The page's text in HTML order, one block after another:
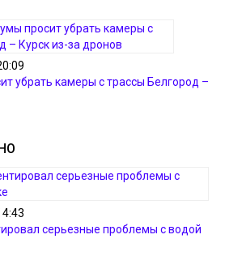
убрать камеры с трассы Белгород –
серьезные проблемы с водой